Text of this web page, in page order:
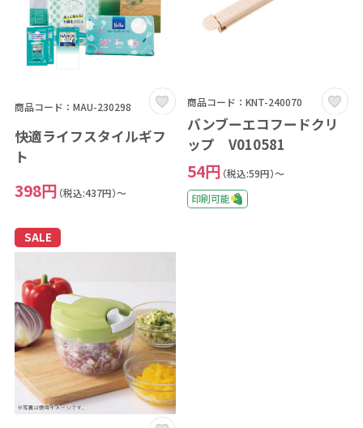
商品コード：MAU-230298
快適ライフスタイルギフ
ト
398円 （税込:437円）～
商品コード：KNT-240070
バンブーエコフードクリ
ップ V010581
54円 （税込:59円）～
印刷可能
SALE